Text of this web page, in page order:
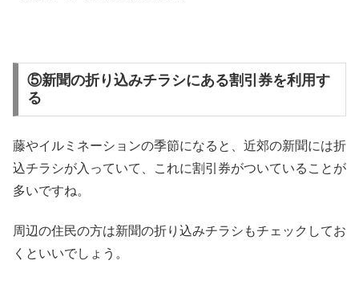
⑤新聞の折り込みチラシにある割引券を利用す
る
藤やイルミネーションの季節になると、近郊の新聞には折
込チラシが入っていて、これに割引券がついていることが
多いですね。
周辺の住民の方は新聞の折り込みチラシもチェックしてお
くといいでしょう。